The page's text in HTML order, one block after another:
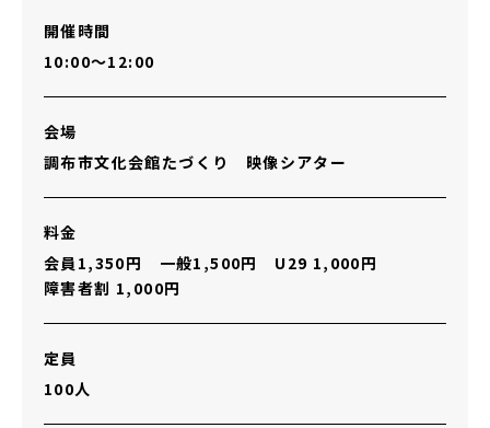
開催時間
10:00～12:00
会場
調布市文化会館たづくり 映像シアター
料金
会員1,350円 一般1,500円 U29 1,000円
障害者割 1,000円
定員
100人